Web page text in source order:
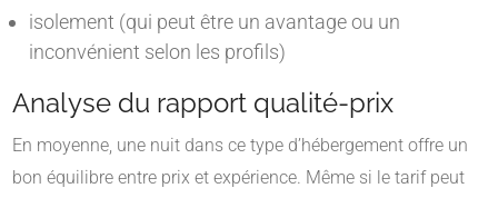
isolement (qui peut être un avantage ou un
inconvénient selon les profils)
Analyse du rapport qualité-prix
En moyenne, une nuit dans ce type d’hébergement offre un
bon équilibre entre prix et expérience. Même si le tarif peut